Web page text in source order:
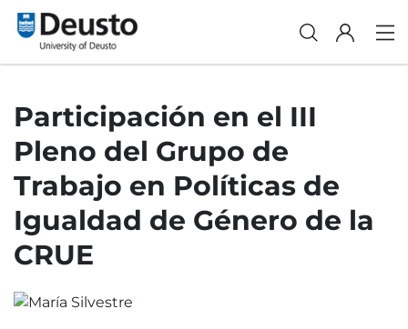
Participación en el III
Pleno del Grupo de
Trabajo en Políticas de
Igualdad de Género de la
CRUE